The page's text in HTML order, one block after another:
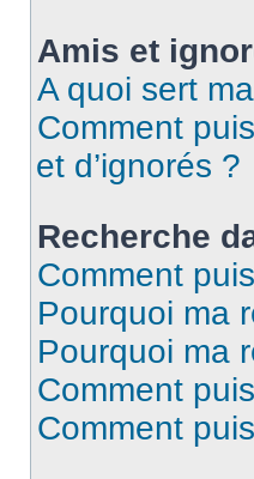
Amis et
A quoi sert
Comment
et d’ignorés ?
Recherche
Comment
Pourquoi ma
Pourquoi ma
Comment
Comment